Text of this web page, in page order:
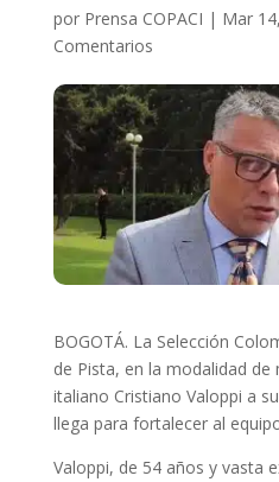
por Prensa COPACI | Mar
Comentarios
BOGOTÁ. La Selección
de Pista, en la modalidad
italiano Cristiano Valoppi a
llega para fortalecer al
Valoppi, de 54 años y vasta